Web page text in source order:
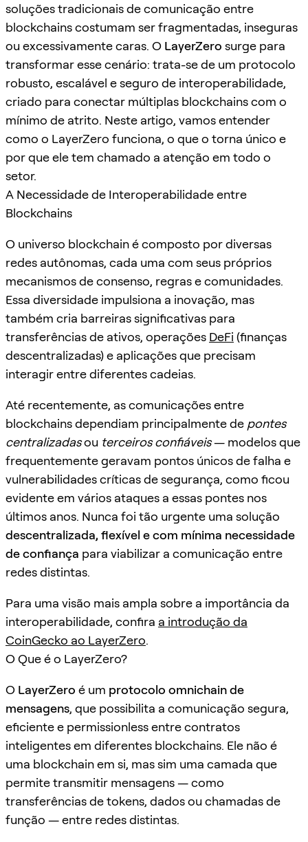
soluções tradicionais de comunicação entre
blockchains costumam ser fragmentadas, inseguras
ou excessivamente caras. O LayerZero surge para
transformar esse cenário: trata-se de um protocolo
robusto, escalável e seguro de interoperabilidade,
criado para conectar múltiplas blockchains com o
mínimo de atrito. Neste artigo, vamos entender
como o LayerZero funciona, o que o torna único e
por que ele tem chamado a atenção em todo o
setor.
A Necessidade de Interoperabilidade entre
Blockchains
O universo blockchain é composto por diversas
redes autônomas, cada uma com seus próprios
mecanismos de consenso, regras e comunidades.
Essa diversidade impulsiona a inovação, mas
também cria barreiras significativas para
transferências de ativos, operações DeFi (finanças
descentralizadas) e aplicações que precisam
interagir entre diferentes cadeias.
Até recentemente, as comunicações entre
blockchains dependiam principalmente de pontes
centralizadasou terceiros confiáveis— modelos que
frequentemente geravam pontos únicos de falha e
vulnerabilidades críticas de segurança, como ficou
evidente em vários ataques a essas pontes nos
últimos anos. Nunca foi tão urgente uma solução
descentralizada, flexível e com mínima necessidade
de confiança para viabilizar a comunicação entre
redes distintas.
Para uma visão mais ampla sobre a importância da
interoperabilidade, confira a introdução da
CoinGecko ao LayerZero.
O Que é o LayerZero?
O LayerZero é um protocolo omnichain de
mensagens, que possibilita a comunicação segura,
eficiente e permissionless entre contratos
inteligentes em diferentes blockchains. Ele não é
uma blockchain em si, mas sim uma camada que
permite transmitir mensagens — como
transferências de tokens, dados ou chamadas de
função — entre redes distintas.